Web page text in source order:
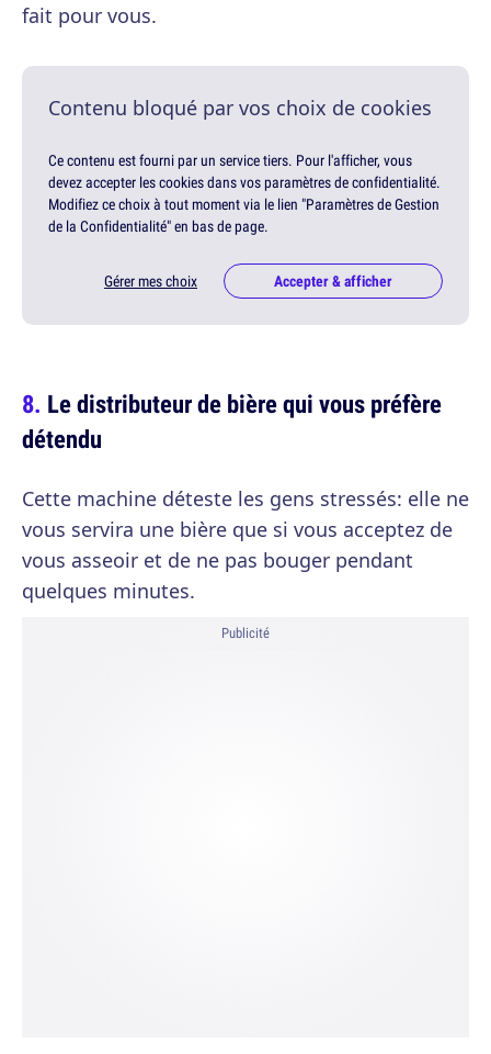
fait pour vous.
Contenu bloqué par vos choix de cookies
Ce contenu est fourni par un service tiers. Pour l'afficher, vous
devez accepter les cookies dans vos paramètres de confidentialité.
Modifiez ce choix à tout moment via le lien "Paramètres de Gestion
de la Confidentialité" en bas de page.
Gérer mes choix Accepter & afficher
Le distributeur de bière qui vous préfère
détendu
Cette machine déteste les gens stressés: elle ne
vous servira une bière que si vous acceptez de
vous asseoir et de ne pas bouger pendant
quelques minutes.
Publicité